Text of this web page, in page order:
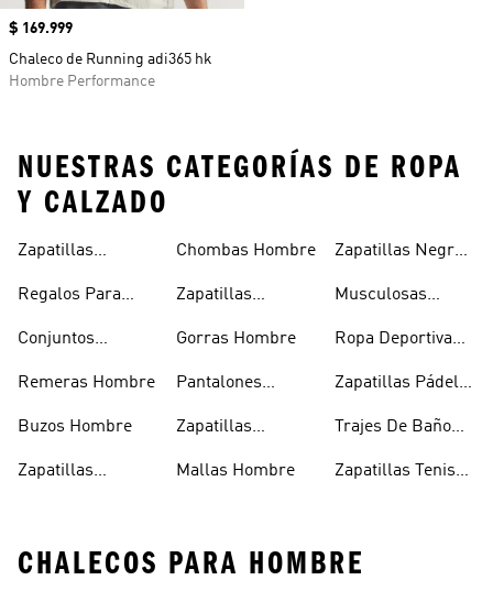
Precio
$ 169.999
Chaleco de Running adi365 hk
Hombre Performance
NUESTRAS CATEGORÍAS DE ROPA
Y CALZADO
Zapatillas
Regalos Para
Conjuntos
Hombre
Remeras Hombre
Buzos Hombre
Zapatillas
Hombre
Chombas Hombre
Zapatillas
Gorras Hombre
Pantalones
Hombre
Zapatillas
Mallas Hombre
Zapatillas Negras
Musculosas
Ropa Deportiva
Zapatillas Pádel
Trajes De Baño
Zapatillas Tenis
CHALECOS PARA HOMBRE